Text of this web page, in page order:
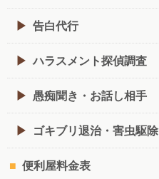
告白代行
ハラスメント探偵調査
愚痴聞き・お話し相手
ゴキブリ退治・害虫駆除
便利屋料金表